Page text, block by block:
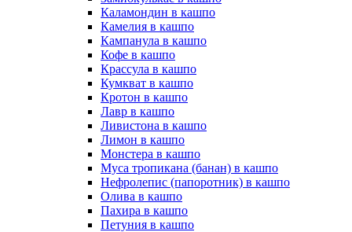
Каламондин в кашпо
Камелия в кашпо
Кампанула в кашпо
Кофе в кашпо
Крассула в кашпо
Кумкват в кашпо
Кротон в кашпо
Лавр в кашпо
Ливистона в кашпо
Лимон в кашпо
Монстера в кашпо
Муса тропикана (банан) в кашпо
Нефролепис (папоротник) в кашпо
Олива в кашпо
Пахира в кашпо
Петуния в кашпо